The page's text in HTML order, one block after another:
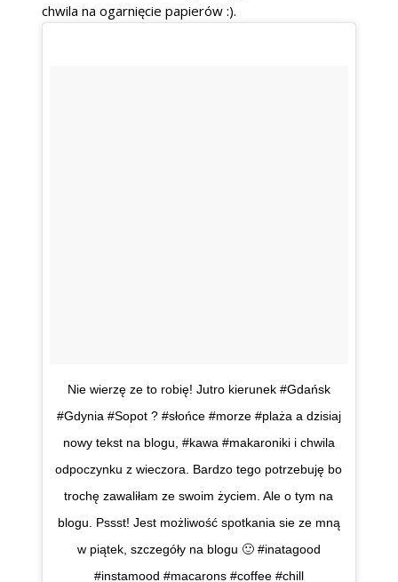
chwila na ogarnięcie papierów :).
Nie wierzę ze to robię! Jutro kierunek #Gdańsk
#Gdynia #Sopot ? #słońce #morze #plaża a dzisiaj
nowy tekst na blogu, #kawa #makaroniki i chwila
odpoczynku z wieczora. Bardzo tego potrzebuję bo
trochę zawaliłam ze swoim życiem. Ale o tym na
blogu. Pssst! Jest możliwość spotkania sie ze mną
w piątek, szczegóły na blogu 🙂 #inatagood
#instamood #macarons #coffee #chill